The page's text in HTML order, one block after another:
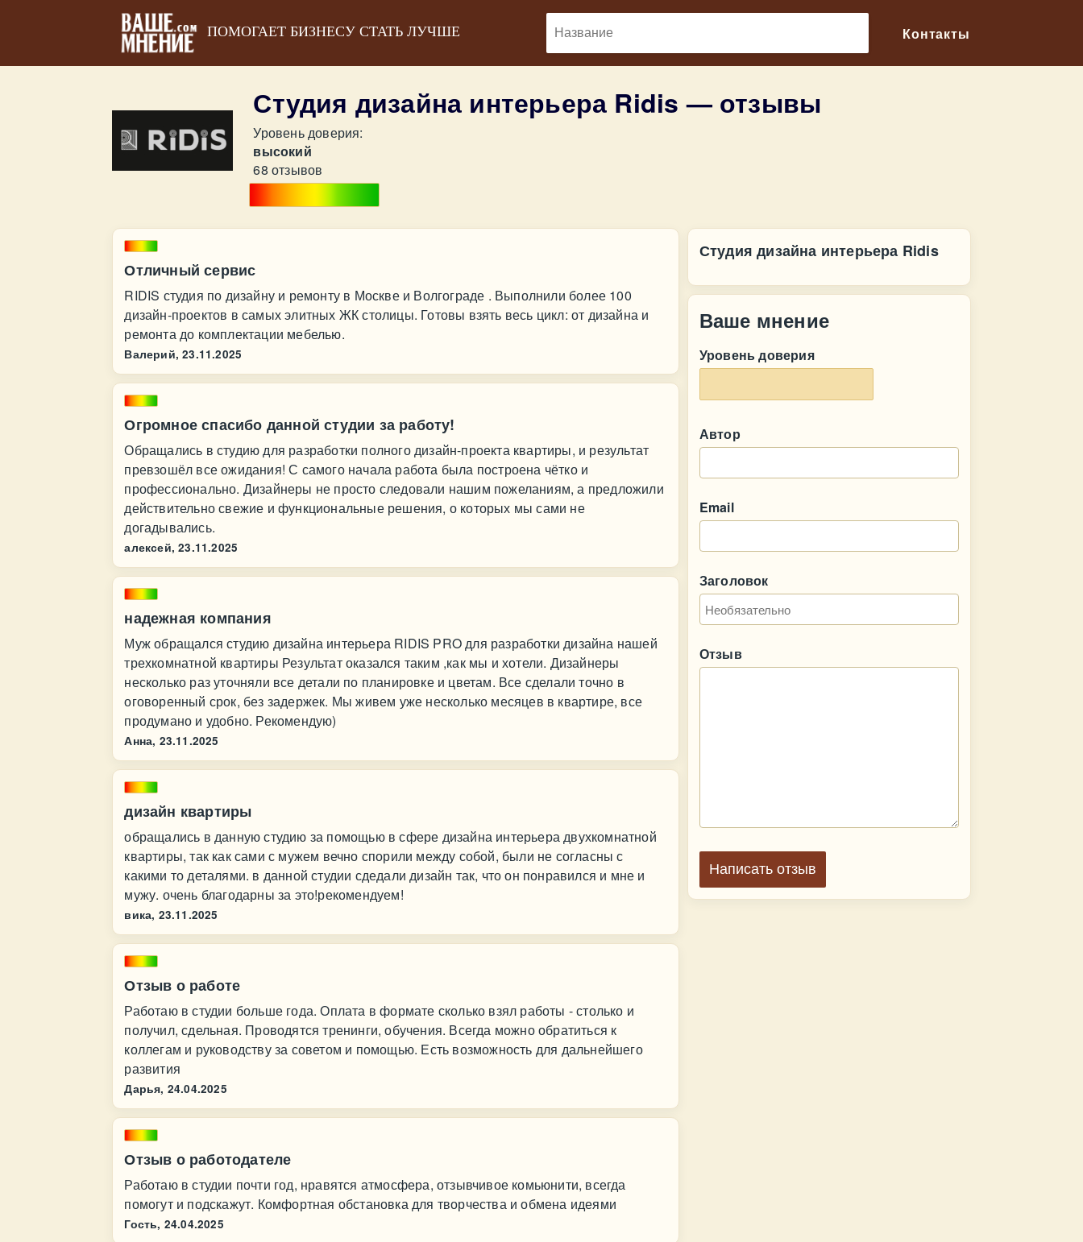
ПОМОГАЕТ БИЗНЕСУ СТАТЬ ЛУЧШЕ Контакты
Студия дизайна интерьера Ridis — отзывы
Уровень доверия:
высокий
68 отзывов
Отличный сервис
RIDIS студия по дизайну и ремонту в Москве и Волгограде . Выполнили более 100
дизайн-проектов в самых элитных ЖК столицы. Готовы взять весь цикл: от дизайна и
ремонта до комплектации мебелью.
Валерий, 23.11.2025
Огромное спасибо данной студии за работу!
Обращались в студию для разработки полного дизайн-проекта квартиры, и результат
превзошёл все ожидания! С самого начала работа была построена чётко и
профессионально. Дизайнеры не просто следовали нашим пожеланиям, а предложили
действительно свежие и функциональные решения, о которых мы сами не
догадывались.
алексей, 23.11.2025
надежная компания
Муж обращался студию дизайна интерьера RIDIS PRO для разработки дизайна нашей
трехкомнатной квартиры Результат оказался таким ,как мы и хотели. Дизайнеры
несколько раз уточняли все детали по планировке и цветам. Все сделали точно в
оговоренный срок, без задержек. Мы живем уже несколько месяцев в квартире, все
продумано и удобно. Рекомендую)
Анна, 23.11.2025
дизайн квартиры
обращались в данную студию за помощью в сфере дизайна интерьера двухкомнатной
квартиры, так как сами с мужем вечно спорили между собой, были не согласны с
какими то деталями. в данной студии сдедали дизайн так, что он понравился и мне и
мужу. очень благодарны за это!рекомендуем!
вика, 23.11.2025
Отзыв о работе
Работаю в студии больше года. Оплата в формате сколько взял работы - столько и
получил, сдельная. Проводятся тренинги, обучения. Всегда можно обратиться к
коллегам и руководству за советом и помощью. Есть возможность для дальнейшего
развития
Дарья, 24.04.2025
Отзыв о работодателе
Работаю в студии почти год, нравятся атмосфера, отзывчивое комьюнити, всегда
помогут и подскажут. Комфортная обстановка для творчества и обмена идеями
Гость, 24.04.2025
Студия дизайна интерьера Ridis
Ваше мнение
Уровень доверия
Автор
Email
Заголовок
Отзыв
Написать отзыв